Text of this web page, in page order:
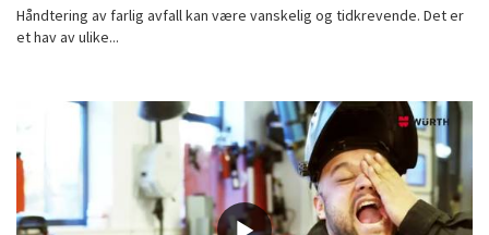
Håndtering av farlig avfall kan være vanskelig og tidkrevende. Det er
et hav av ulike...